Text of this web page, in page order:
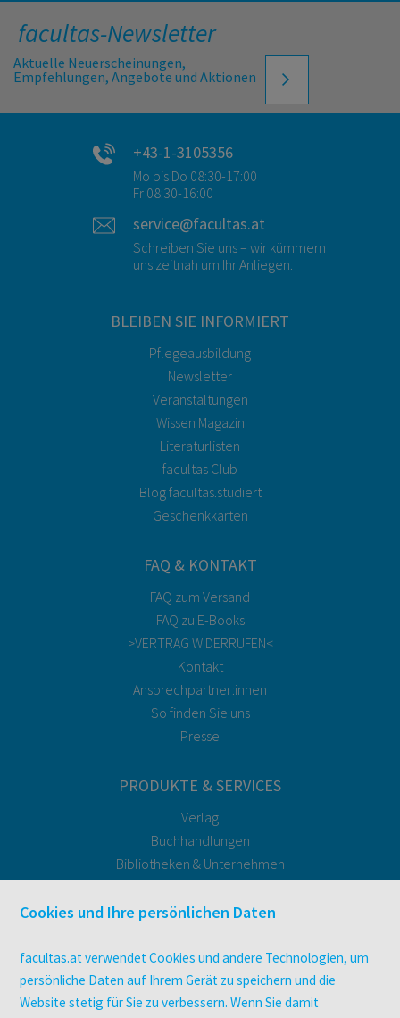
facultas-Newsletter
Aktuelle Neuerscheinungen,
Empfehlungen, Angebote und Aktionen
+43-1-3105356
Mo bis Do 08:30-17:00
Fr 08:30-16:00
service@facultas.at
Schreiben Sie uns – wir kümmern
uns zeitnah um Ihr Anliegen.
BLEIBEN SIE INFORMIERT
Pflegeausbildung
Newsletter
Veranstaltungen
Wissen Magazin
Literaturlisten
facultas Club
Blog facultas.studiert
Geschenkkarten
FAQ & KONTAKT
FAQ zum Versand
FAQ zu E-Books
>VERTRAG WIDERRUFEN<
Kontakt
Ansprechpartner:innen
So finden Sie uns
Presse
PRODUKTE & SERVICES
Verlag
Buchhandlungen
Bibliotheken & Unternehmen
Druckerei facultas druckt.
Zeitschriften
Digitale Angebote
Cookies und Ihre persönlichen Daten
facultas.at verwendet Cookies und andere Technologien, um
persönliche Daten auf Ihrem Gerät zu speichern und die
Website stetig für Sie zu verbessern. Wenn Sie damit